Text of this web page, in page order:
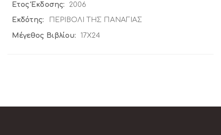
2006
ΠΕΡΙΒΟΛΙ ΤΗΣ ΠΑΝΑΓΙΑΣ
17X24